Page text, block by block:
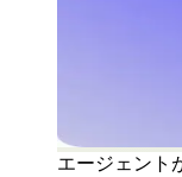
エージェント